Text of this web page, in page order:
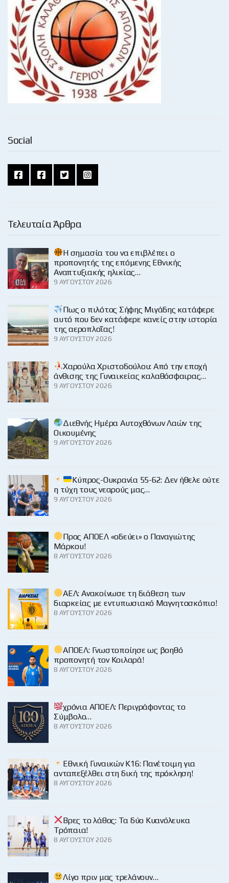
Social
Τελευταία Άρθρα
H σημασία του να επιβλέπει ο
προπονητής της επόμενης Εθνικής
Αναπτυξιακής ηλικίας…
9 ΑΥΓΟΎΣΤΟΥ 2026
Πως ο πιλότος Σήφης Μιγάδης κατάφερε
αυτό που δεν κατάφερε κανείς στην ιστορία
της αεροπλοΐας!
9 ΑΥΓΟΎΣΤΟΥ 2026
Χαρούλα Χριστοδούλου: Από την εποχή
άνθισης της Γυναικείας καλαθόσφαιρας…
9 ΑΥΓΟΎΣΤΟΥ 2026
Διεθνής Ημέρα Αυτοχθόνων Λαών της
Οικουμένης
9 ΑΥΓΟΎΣΤΟΥ 2026
Κύπρος-Ουκρανία 55-62: Δεν ήθελε ούτε
η τύχη τους νεαρούς μας…
9 ΑΥΓΟΎΣΤΟΥ 2026
Προς ΑΠΟΕΛ «οδεύει» ο Παναγιώτης
Μάρκου!
8 ΑΥΓΟΎΣΤΟΥ 2026
ΑΕΛ: Ανακοίνωσε τη διάθεση των
διαρκείας με εντυπωσιακό Μαγνητοσκόπιο!
8 ΑΥΓΟΎΣΤΟΥ 2026
ΑΠΟΕΛ: Γνωστοποίησε ως βοηθό
προπονητή τον Κοιλαρά!
8 ΑΥΓΟΎΣΤΟΥ 2026
χρόνια ΑΠΟΕΛ: Περιγράφοντας το
Σύμβολο…
8 ΑΥΓΟΎΣΤΟΥ 2026
Εθνική Γυναικών Κ16: Πανέτοιμη για
ανταπεξέλθει στη δική της πρόκληση!
8 ΑΥΓΟΎΣΤΟΥ 2026
Βρες το λάθος: Τα δύο Κυανόλευκα
Τρόπαια!
8 ΑΥΓΟΎΣΤΟΥ 2026
Λίγο πριν μας τρελάνουν…